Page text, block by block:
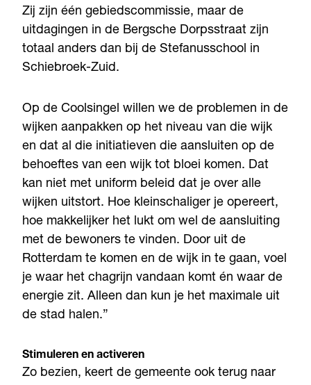
Zij zijn één gebiedscommissie, maar de
uitdagingen in de Bergsche Dorpsstraat zijn
totaal anders dan bij de Stefanusschool in
Schiebroek-Zuid.
Op de Coolsingel willen we de problemen in de
wijken aanpakken op het niveau van die wijk
en dat al die initiatieven die aansluiten op de
behoeftes van een wijk tot bloei komen. Dat
kan niet met uniform beleid dat je over alle
wijken uitstort. Hoe kleinschaliger je opereert,
hoe makkelijker het lukt om wel de aansluiting
met de bewoners te vinden. Door uit de
Rotterdam te komen en de wijk in te gaan, voel
je waar het chagrijn vandaan komt én waar de
energie zit. Alleen dan kun je het maximale uit
de stad halen.”
Stimuleren en activeren
Zo bezien, keert de gemeente ook terug naar